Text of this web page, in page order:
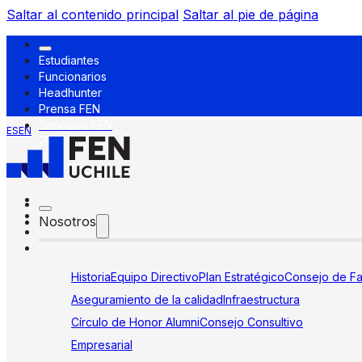
Saltar al contenido principal Saltar al pie de página
Estudiantes
Funcionarios
Headhunter
Prensa FEN
ESEN
Nosotros
HistoriaEquipo DirectivoPlan EstratégicoConsejo de
Aseguramiento de la calidadInfraestructura
Círculo de Honor AlumniConsejo Consultivo
Empresarial